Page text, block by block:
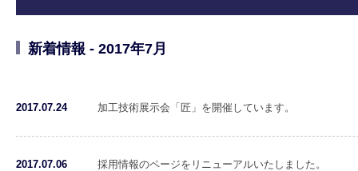
新着情報 - 2017年7月
2017.07.24 加工技術展示会「匠」を開催しています。
2017.07.06 採用情報のページをリニューアルいたしました。